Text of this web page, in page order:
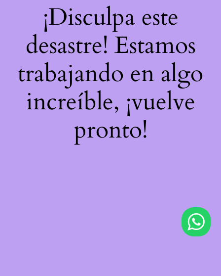
¡Disculpa este
desastre! Estamos
trabajando en algo
increíble, ¡vuelve
pronto!